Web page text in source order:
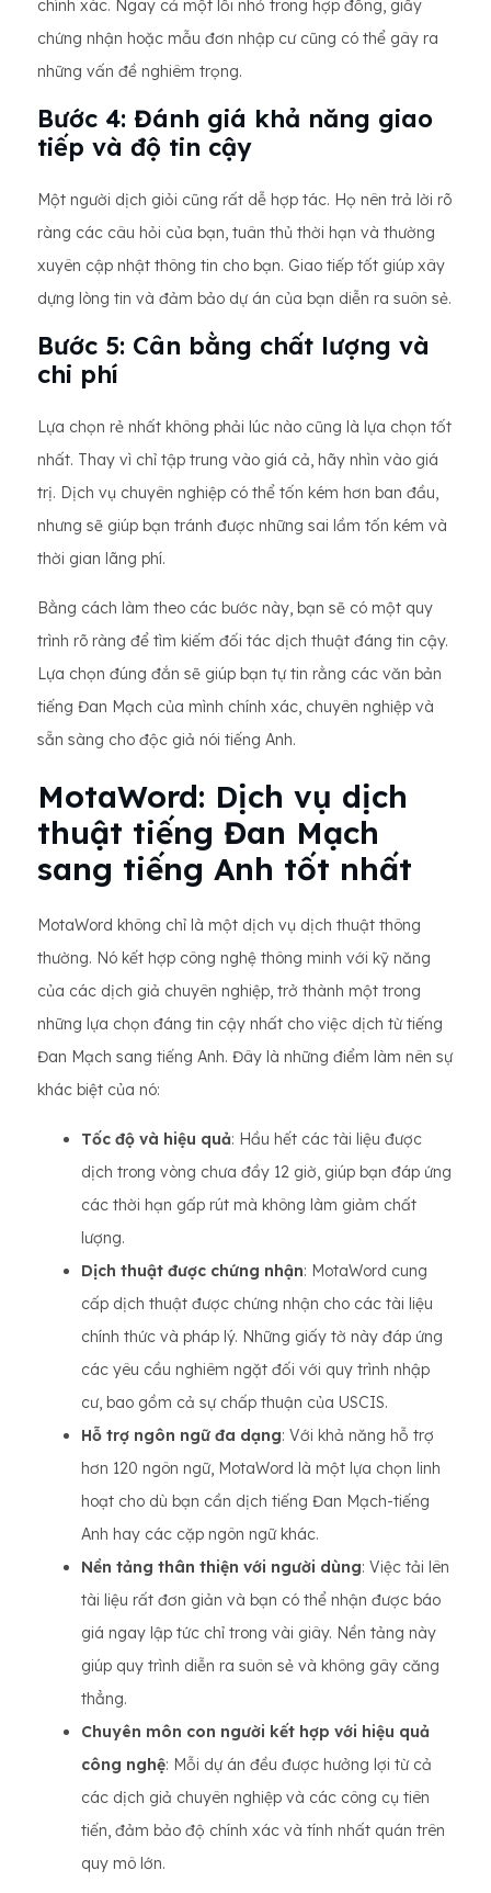
chính xác. Ngay cả một lỗi nhỏ trong hợp đồng, giấy
chứng nhận hoặc mẫu đơn nhập cư cũng có thể gây ra
những vấn đề nghiêm trọng.
Bước 4: Đánh giá khả năng giao
tiếp và độ tin cậy
Một người dịch giỏi cũng rất dễ hợp tác. Họ nên trả lời rõ
ràng các câu hỏi của bạn, tuân thủ thời hạn và thường
xuyên cập nhật thông tin cho bạn. Giao tiếp tốt giúp xây
dựng lòng tin và đảm bảo dự án của bạn diễn ra suôn sẻ.
Bước 5: Cân bằng chất lượng và
chi phí
Lựa chọn rẻ nhất không phải lúc nào cũng là lựa chọn tốt
nhất. Thay vì chỉ tập trung vào giá cả, hãy nhìn vào giá
trị. Dịch vụ chuyên nghiệp có thể tốn kém hơn ban đầu,
nhưng sẽ giúp bạn tránh được những sai lầm tốn kém và
thời gian lãng phí.
Bằng cách làm theo các bước này, bạn sẽ có một quy
trình rõ ràng để tìm kiếm đối tác dịch thuật đáng tin cậy.
Lựa chọn đúng đắn sẽ giúp bạn tự tin rằng các văn bản
tiếng Đan Mạch của mình chính xác, chuyên nghiệp và
sẵn sàng cho độc giả nói tiếng Anh.
MotaWord: Dịch vụ dịch
thuật tiếng Đan Mạch
sang tiếng Anh tốt nhất
MotaWord không chỉ là một dịch vụ dịch thuật thông
thường. Nó kết hợp công nghệ thông minh với kỹ năng
của các dịch giả chuyên nghiệp, trở thành một trong
những lựa chọn đáng tin cậy nhất cho việc dịch từ tiếng
Đan Mạch sang tiếng Anh. Đây là những điểm làm nên sự
khác biệt của nó:
Tốc độ và hiệu quả: Hầu hết các tài liệu được
dịch trong vòng chưa đầy 12 giờ, giúp bạn đáp ứng
các thời hạn gấp rút mà không làm giảm chất
lượng.
Dịch thuật được chứng nhận: MotaWord cung
cấp dịch thuật được chứng nhận cho các tài liệu
chính thức và pháp lý. Những giấy tờ này đáp ứng
các yêu cầu nghiêm ngặt đối với quy trình nhập
cư, bao gồm cả sự chấp thuận của USCIS.
Hỗ trợ ngôn ngữ đa dạng: Với khả năng hỗ trợ
hơn 120 ngôn ngữ, MotaWord là một lựa chọn linh
hoạt cho dù bạn cần dịch tiếng Đan Mạch-tiếng
Anh hay các cặp ngôn ngữ khác.
Nền tảng thân thiện với người dùng: Việc tải lên
tài liệu rất đơn giản và bạn có thể nhận được báo
giá ngay lập tức chỉ trong vài giây. Nền tảng này
giúp quy trình diễn ra suôn sẻ và không gây căng
thẳng.
Chuyên môn con người kết hợp với hiệu quả
công nghệ: Mỗi dự án đều được hưởng lợi từ cả
các dịch giả chuyên nghiệp và các công cụ tiên
tiến, đảm bảo độ chính xác và tính nhất quán trên
quy mô lớn.